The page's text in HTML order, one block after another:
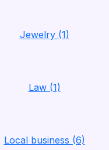
Jewelry (1)
Law (1)
Local business (6)